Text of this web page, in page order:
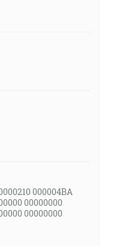
000004BA
00000000
00000000